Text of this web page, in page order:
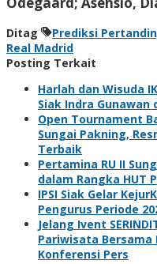
Ditag
Prediksi
Real Madrid
Posting Terkait
Harlah dan Wisuda
Siak Indra Gunawan
Open Tournament
Sungai Pakning,
Terbaik
Pertamina RU II
dalam Rangka HUT
IPSI Siak Gelar
Pengurus Periode
Jelang Ivent
Pariwisata Bersama
Konferensi Pers